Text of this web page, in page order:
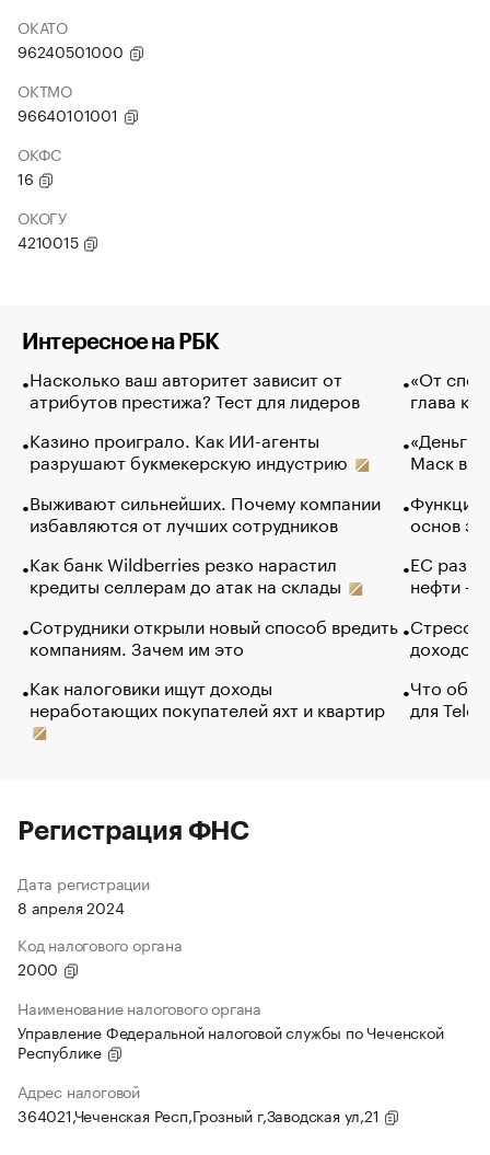
ОКАТО
96240501000
ОКТМО
96640101001
ОКФС
16
ОКОГУ
4210015
Интересное на РБК
Насколько ваш авторитет зависит от
атрибутов престижа? Тест для лидеров
Казино проиграло. Как ИИ-агенты
разрушают букмекерскую индустрию
Выживают сильнейших. Почему компании
избавляются от лучших сотрудников
Как банк Wildberries резко нарастил
кредиты селлерам до атак на склады
Сотрудники открыли новый способ вредить
компаниям. Зачем им это
Как налоговики ищут доходы
неработающих покупателей яхт и квартир
«От
глава
«Деньги
Маск в
Функции
основ
ЕС
нефти —
Стресс
доходов
Что
для
Регистрация ФНС
Дата регистрации
8 апреля 2024
Код налогового органа
2000
Наименование налогового органа
Управление Федеральной налоговой службы по Чеченской
Республике
Адрес налоговой
364021,Чеченская Респ,Грозный г,Заводская ул,21